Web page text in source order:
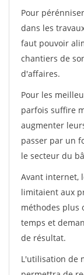
Pour
dans les
faut pouvoir
chantiers de
d'affaires.
Pour les
parfois suffire
augmenter
passer par un
le secteur du
Avant internet,
limitaient aux
méthodes plus
temps et
de résultat.
L'utilisation de